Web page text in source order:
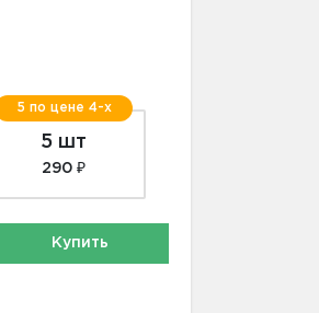
5 по цене 4-х
5 шт
290 ₽
Купить